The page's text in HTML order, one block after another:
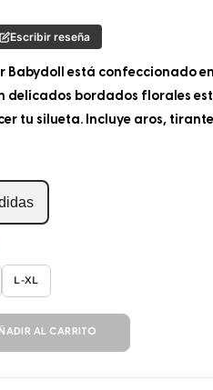
Escribir reseña
Babydoll está confeccionado
delicados bordados florales
tu silueta. Incluye aros,
L-XL
AL CARRITO